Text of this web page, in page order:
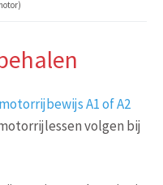
A1 of A2
volgen bij